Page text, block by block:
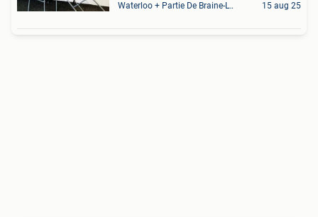
Waterloo + Partie De Braine-L'Alleud, De Ohain 15 aug 25